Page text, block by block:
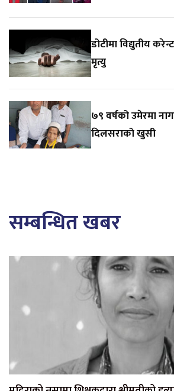
डोटीमा विद्युतीय
मृत्यु
७९ वर्षको उमेरमा
दिलसराको खुसी
सम्बन्धित खबर